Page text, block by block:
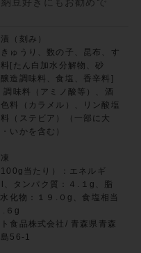
豆好きにもお勧めで
（刻み）
ゅうり、数の子、昆布、す
[たん白加水分解物、砂
造調味料、食塩、香辛料]
調味料（アミノ酸等）、酒
料（カラメル）、リン酸塩
料（ステビア）（一部に大
いかを含む）
当たり）：エネルギ
タンパク質：４.１g、脂
化物：１９.０g、食塩相当
.６g
ト食品株式会社/ 青森県青森
56-1